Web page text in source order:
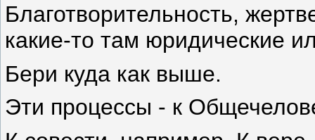
Благотворительность,
какие-то там юридические
Бери куда как выше.
Эти процессы - к